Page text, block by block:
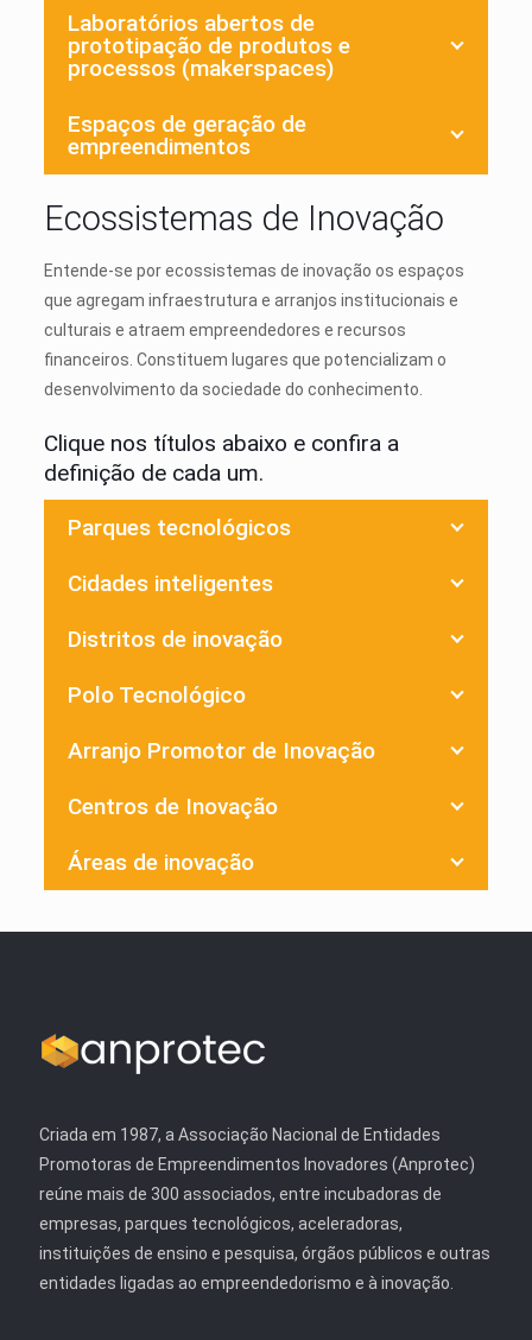
Laboratórios abertos de
prototipação de produtos e
processos (makerspaces)
Espaços de geração de
empreendimentos
Ecossistemas de Inovação
Entende-se por ecossistemas de inovação os espaços
que agregam infraestrutura e arranjos institucionais e
culturais e atraem empreendedores e recursos
financeiros. Constituem lugares que potencializam o
desenvolvimento da sociedade do conhecimento.
Clique nos títulos abaixo e confira a
definição de cada um.
Parques tecnológicos
Cidades inteligentes
Distritos de inovação
Polo Tecnológico
Arranjo Promotor de Inovação
Centros de Inovação
Áreas de inovação
Criada em 1987, a Associação Nacional de Entidades
Promotoras de Empreendimentos Inovadores (Anprotec)
reúne mais de 300 associados, entre incubadoras de
empresas, parques tecnológicos, aceleradoras,
instituições de ensino e pesquisa, órgãos públicos e outras
entidades ligadas ao empreendedorismo e à inovação.